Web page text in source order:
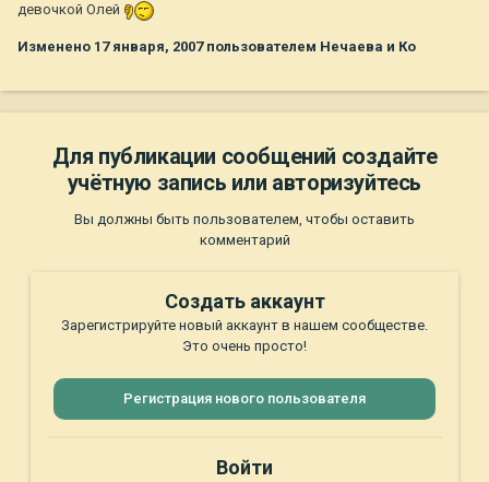
девочкой Олей
Изменено 17 января, 2007пользователем Нечаева и Ко
Для публикации сообщений создайте
учётную запись или авторизуйтесь
Вы должны быть пользователем, чтобы оставить
комментарий
Создать аккаунт
Зарегистрируйте новый аккаунт в нашем сообществе.
Это очень просто!
Регистрация нового пользователя
Войти